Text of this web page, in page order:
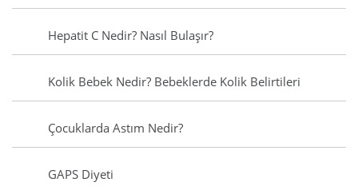
Hepatit C Nedir? Nasıl Bulaşır?
Kolik Bebek Nedir? Bebeklerde Kolik Belirtileri
Çocuklarda Astım Nedir?
GAPS Diyeti